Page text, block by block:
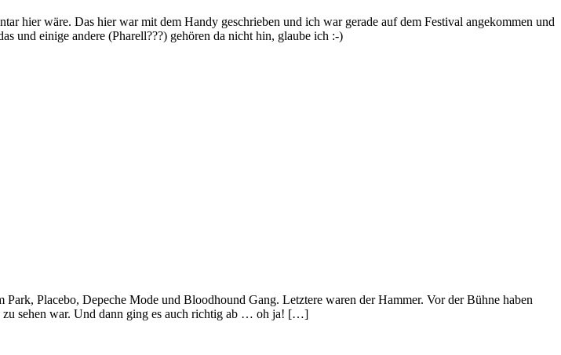
hier wäre. Das hier war mit dem Handy geschrieben und ich war gerade auf dem Festival angekommen und
und einige andere (Pharell???) gehören da nicht hin, glaube ich :-)
Placebo, Depeche Mode und Bloodhound Gang. Letztere waren der Hammer. Vor der Bühne haben
zu sehen war. Und dann ging es auch richtig ab … oh ja! […]